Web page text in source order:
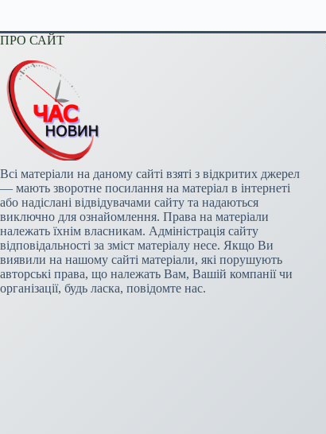
ПРО САЙТ
Всі матеріали на даному сайті взяті з відкритих джерел
— мають зворотне посилання на матеріал в інтернеті
або надіслані відвідувачами сайту та надаються
виключно для ознайомлення. Права на матеріали
належать їхнім власникам. Адміністрація сайту
відповідальності за зміст матеріалу несе. Якщо Ви
виявили на нашому сайті матеріали, які порушують
авторські права, що належать Вам, Вашій компанії чи
організації, будь ласка, повідомте нас.